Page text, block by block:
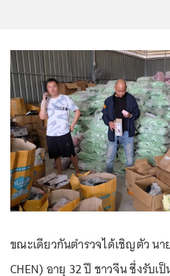
ขณะเดียวกันตำรวจได้เชิญตัว นา
CHEN) อายุ 32 ปี ชาวจีน ซึ่งรับ